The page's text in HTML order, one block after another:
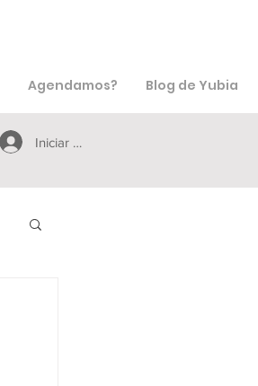
Agendamos? Blog de Yubia
Iniciar sesión